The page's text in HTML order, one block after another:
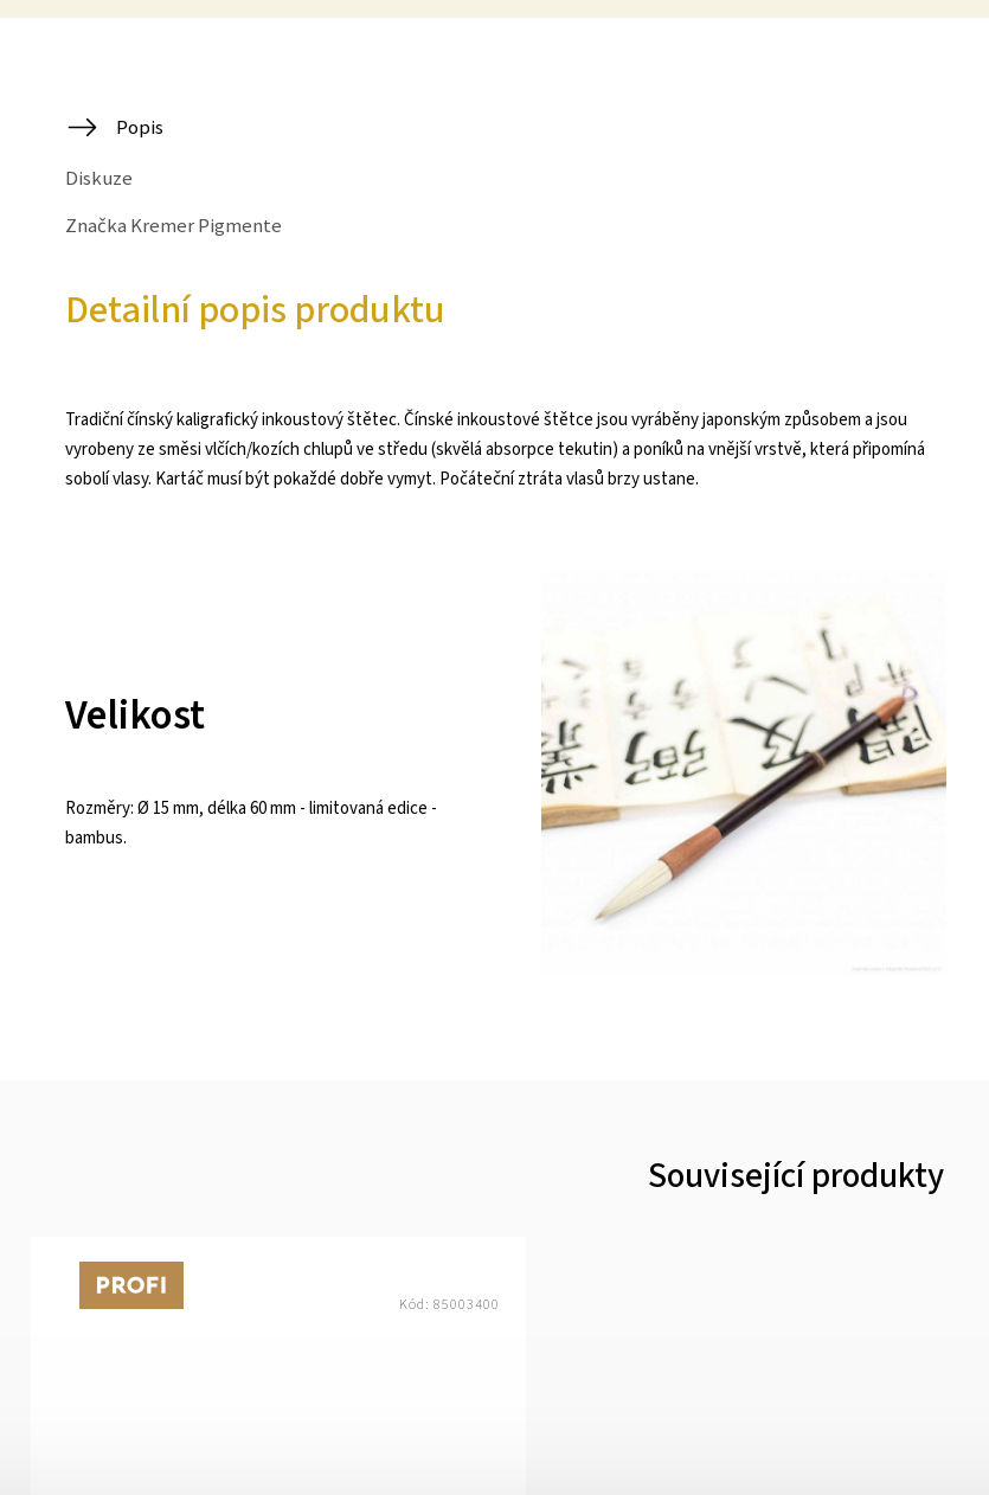
Popis
Diskuze
Značka Kremer Pigmente
Detailní popis produktu
Tradiční čínský kaligrafický inkoustový štětec. Čínské inkoustové štětce jsou vyráběny japonským způsobem a jsou
vyrobeny ze směsi vlčích/kozích chlupů ve středu (skvělá absorpce tekutin) a poníků na vnější vrstvě, která připomíná
sobolí vlasy. Kartáč musí být pokaždé dobře vymyt. Počáteční ztráta vlasů brzy ustane.
Velikost
Rozměry: Ø 15 mm, délka 60 mm - limitovaná edice -
bambus.
Související produkty
Tip
Kód: 85003400